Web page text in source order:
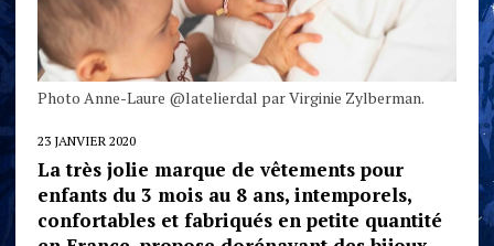
Photo Anne-Laure @latelierdal par Virginie Zylberman.
23 JANVIER 2020
La très jolie marque de vêtements pour
enfants du 3 mois au 8 ans, intemporels,
confortables et fabriqués en petite quantité